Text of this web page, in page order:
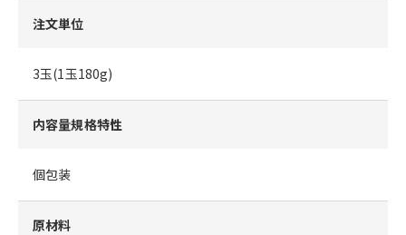
注文単位
3玉(1玉180g)
内容量規格特性
個包装
原材料